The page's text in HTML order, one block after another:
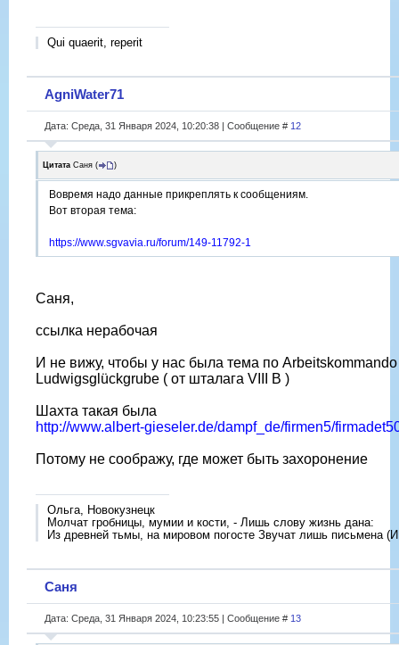
Qui quaerit, reperit
AgniWater71
Дата: Среда, 31 Января 2024, 10:20:38 | Сообщение # 12
Цитата Саня ( )
Вовремя надо данные прикреплять к сообщениям.
Вот вторая тема:
https://www.sgvavia.ru/forum/149-11792-1
Саня,
ссылка нерабочая
И не вижу, чтобы у нас была тема по
Ludwigsglückgrube ( от шталага VIII B )
Шахта такая была
http://www.albert-gieseler.de/dampf_de/firmen5/
Потому не соображу, где может быть захоронение
Ольга, Новокузнецк
Молчат гробницы, мумии и кости, - Лишь слову жизнь дана:
Из древней тьмы, на мировом погосте Звучат лишь письмена
Саня
Дата: Среда, 31 Января 2024, 10:23:55 | Сообщение # 13